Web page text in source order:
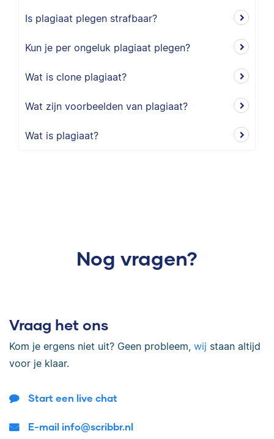
Is plagiaat plegen strafbaar?
Kun je per ongeluk plagiaat plegen?
Wat is clone plagiaat?
Wat zijn voorbeelden van plagiaat?
Wat is plagiaat?
Nog vragen?
Vraag het ons
Kom je ergens niet uit? Geen probleem, wij staan altijd
voor je klaar.
Start een live chat
E-mail info@scribbr.nl